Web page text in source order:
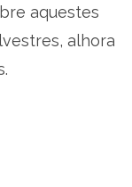
aquestes
alhora